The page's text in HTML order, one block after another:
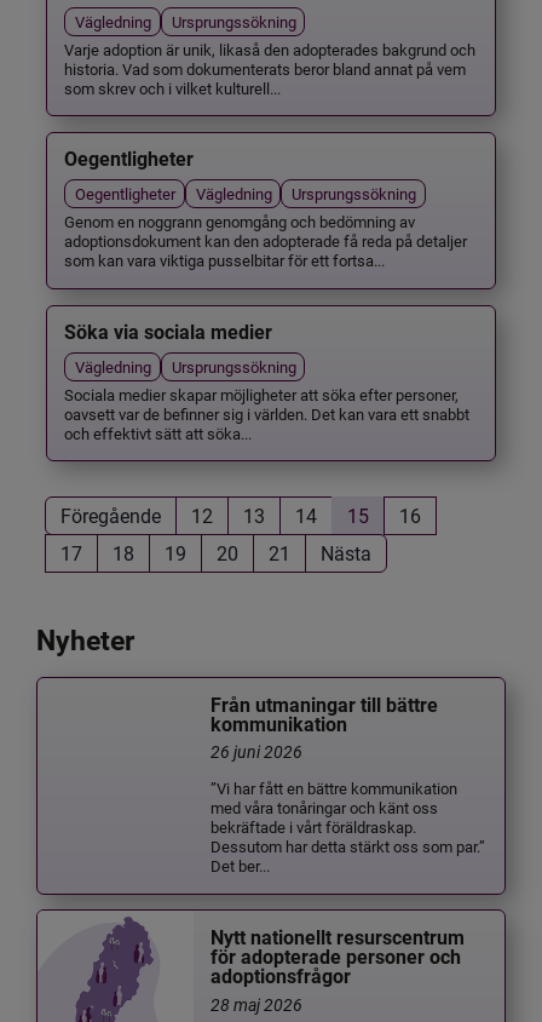
Vägledning
Ursprungssökning
Varje adoption är unik, likaså den adopterades bakgrund och
historia. Vad som dokumenterats beror bland annat på vem
som skrev och i vilket kulturell...
Oegentligheter
Oegentligheter Vägledning
Ursprungssökning
Genom en noggrann genomgång och bedömning av
adoptionsdokument kan den adopterade få reda på detaljer
som kan vara viktiga pusselbitar för ett fortsa...
Söka via sociala medier
Vägledning
Ursprungssökning
Sociala medier skapar möjligheter att söka efter personer,
oavsett var de befinner sig i världen. Det kan vara ett snabbt
och effektivt sätt att söka...
Föregående 12 13 14 15
16
17
18 19 20 21 Nästa
Nyheter
Från utmaningar till bättre
kommunikation
26 juni 2026
”Vi har fått en bättre kommunikation
med våra tonåringar och känt oss
bekräftade i vårt föräldraskap.
Dessutom har detta stärkt oss som par.”
Det ber...
Nytt nationellt resurscentrum
för adopterade personer och
adoptionsfrågor
28 maj 2026